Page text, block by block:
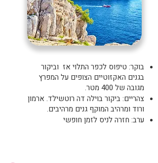
בוקר: טיפוס לכפר התלוי אז וביקור
בגנים האקזוטיים הצופים על המפרץ
מגובה של 400 מטר.
צהריים: ביקור בוילה דה רוטשילד. ארמון
ורוד ומרהיב המוקף גנים מרהיבים.
ערב: חזרה לניס לזמן חופשי